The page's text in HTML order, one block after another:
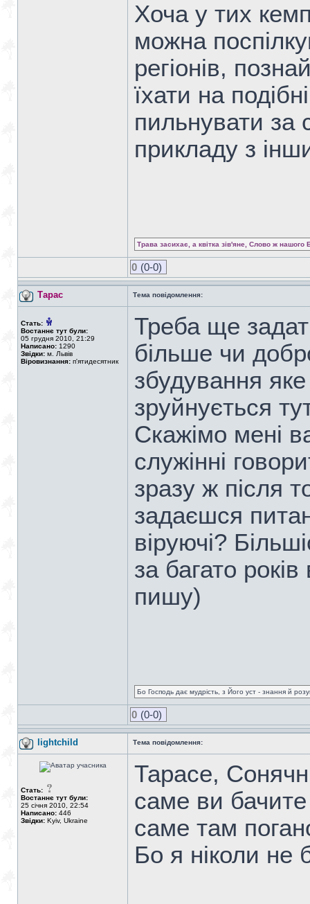
Хоча у тих
можна
регіонів,
їхати на
пильнувати за
прикладу з
Трава засихає, а квітка зів'яне, Слово ж нашого
0 (0-0)
Тарас Тема повідомлення:
Стать:
Востаннє тут були:
05 грудня 2010, 21:29
Написано: 1290
Звідки: м. Львів
Віровизнання: п'ятидесятник
Треба ще
більше чи
збудування
зруйнується
Скажімо мені
служінні
зразу ж після
задаєшся
віруючі?
за багато
пишу)
Бо Господь дає мудрість, з Його уст - знання й
0 (0-0)
lightchild Тема повідомлення:
Стать:
Востаннє тут були:
25 січня 2010, 22:54
Написано: 446
Звідки: Kyiv, Ukraine
Тарасе,
саме ви
саме там
Бо я ніколи не